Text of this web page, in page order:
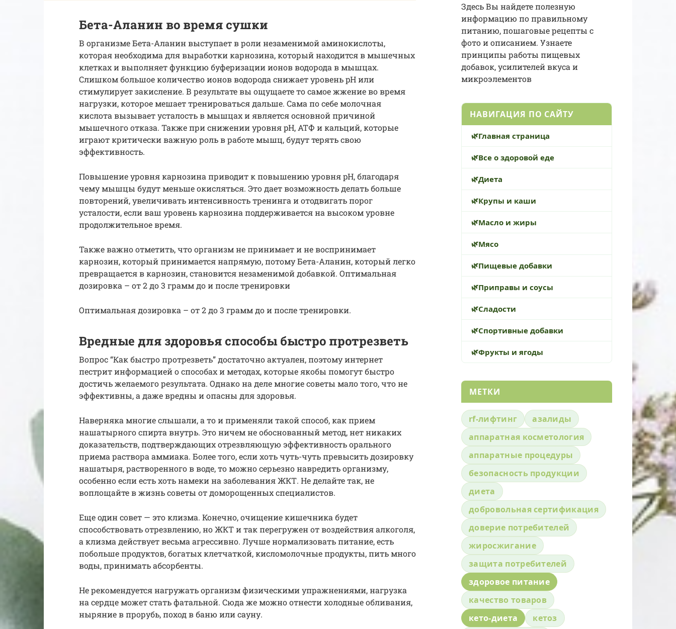
Бета-Аланин во время сушки
В организме Бета-Аланин выступает в роли незаменимой аминокислоты,
которая необходима для выработки карнозина, который находится в мышечных
клетках и выполняет функцию буферизации ионов водорода в мышцах.
Слишком большое количество ионов водорода снижает уровень pH или
стимулирует закисление. В результате вы ощущаете то самое жжение во время
нагрузки, которое мешает тренироваться дальше. Сама по себе молочная
кислота вызывает усталость в мышцах и является основной причиной
мышечного отказа. Также при снижении уровня pH, АТФ и кальций, которые
играют критически важную роль в работе мышц, будут терять свою
эффективность.
Повышение уровня карнозина приводит к повышению уровня pH, благодаря
чему мышцы будут меньше окисляться. Это дает возможность делать больше
повторений, увеличивать интенсивность тренинга и отодвигать порог
усталости, если ваш уровень карнозина поддерживается на высоком уровне
продолжительное время.
Также важно отметить, что организм не принимает и не воспринимает
карнозин, который принимается напрямую, потому Бета-Аланин, который легко
превращается в карнозин, становится незаменимой добавкой. Оптимальная
дозировка – от 2 до 3 грамм до и после тренировки
Оптимальная дозировка – от 2 до 3 грамм до и после тренировки.
Вредные для здоровья способы быстро протрезветь
Вопрос “Как быстро протрезветь” достаточно актуален, поэтому интернет
пестрит информацией о способах и методах, которые якобы помогут быстро
достичь желаемого результата. Однако на деле многие советы мало того, что не
эффективны, а даже вредны и опасны для здоровья.
Наверняка многие слышали, а то и применяли такой способ, как прием
нашатырного спирта внутрь. Это ничем не обоснованный метод, нет никаких
доказательств, подтверждающих отрезвляющую эффективность орального
приема раствора аммиака. Более того, если хоть чуть-чуть превысить дозировку
нашатыря, растворенного в воде, то можно серьезно навредить организму,
особенно если есть хоть намеки на заболевания ЖКТ. Не делайте так, не
воплощайте в жизнь советы от доморощенных специалистов.
Еще один совет — это клизма. Конечно, очищение кишечника будет
способствовать отрезвлению, но ЖКТ и так перегружен от воздействия алкоголя,
а клизма действует весьма агрессивно. Лучше нормализовать питание, есть
побольше продуктов, богатых клетчаткой, кисломолочные продукты, пить много
воды, принимать абсорбенты.
Не рекомендуется нагружать организм физическими упражнениями, нагрузка
на сердце может стать фатальной. Сюда же можно отнести холодные обливания,
ныряние в прорубь, поход в баню или сауну.
Здесь Вы найдете полезную
информацию по правильному
питанию, пошаговые рецепты с
фото и описанием. Узнаете
принципы работы пищевых
добавок, усилителей вкуса и
микроэлементов
НАВИГАЦИЯ ПО САЙТУ
Главная страница
Все о здоровой еде
Диета
Крупы и каши
Масло и жиры
Мясо
Пищевые добавки
Приправы и соусы
Сладости
Спортивные добавки
Фрукты и ягоды
МЕТКИ
rf-лифтинг
азалиды
аппаратная косметология
аппаратные процедуры
безопасность продукции
диета
добровольная сертификация
доверие потребителей
жиросжигание
защита потребителей
здоровое питание
качество товаров
кето-диета
кетоз